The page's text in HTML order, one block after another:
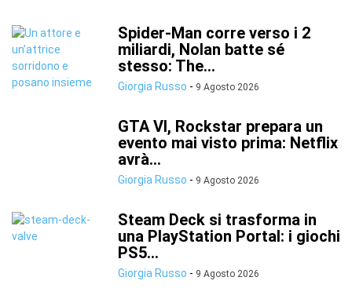
Spider-Man corre verso i 2
miliardi, Nolan batte sé
stesso: The...
Giorgia Russo - 9 Agosto 2026
GTA VI, Rockstar prepara un
evento mai visto prima: Netflix
avrà...
Giorgia Russo - 9 Agosto 2026
Steam Deck si trasforma in
una PlayStation Portal: i giochi
PS5...
Giorgia Russo - 9 Agosto 2026